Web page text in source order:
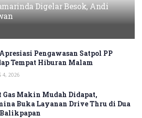
Digelar Besok, Andi
Pengawasan Satpol PP
Tempat Hiburan Malam
4, 2026
Makin Mudah Didapat,
Buka Layanan Drive Thru di Dua